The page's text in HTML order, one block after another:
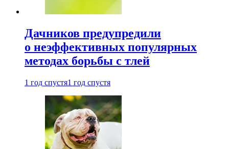
Дачников предупредили
о неэффективных популярных
методах борьбы с тлей
1 год спустя1 год спустя